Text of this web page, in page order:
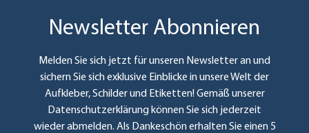
Newsletter Abonnieren
Melden Sie sich jetzt für unseren Newsletter an und
sichern Sie sich exklusive Einblicke in unsere Welt der
Aufkleber, Schilder und Etiketten! Gemäß unserer
Datenschutzerklärung können Sie sich jederzeit
wieder abmelden. Als Dankeschön erhalten Sie einen 5